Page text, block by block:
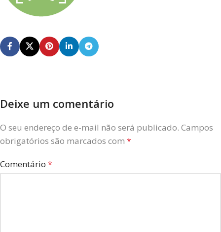
Deixe um comentário
O seu endereço de e-mail não será publicado. Campos
obrigatórios são marcados com *
Comentário *